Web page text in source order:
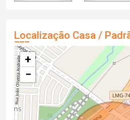
Localização Casa /
+
−